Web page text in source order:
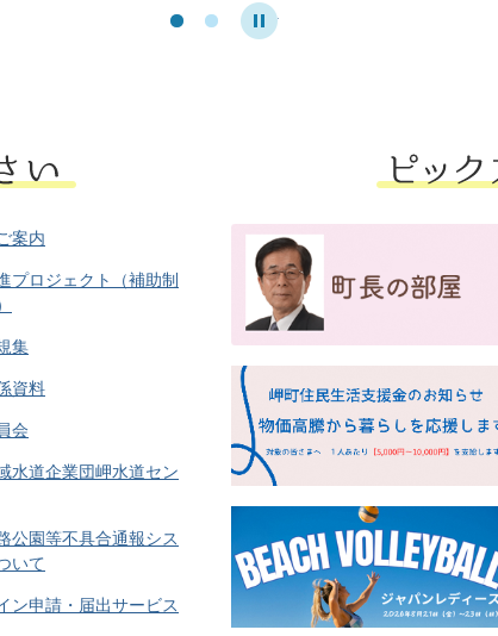
1 2
案内
プロジェクト（補助制
集
資料
会
水道企業団岬水道セン
公園等不具合通報シス
いて
ン申請・届出サービス